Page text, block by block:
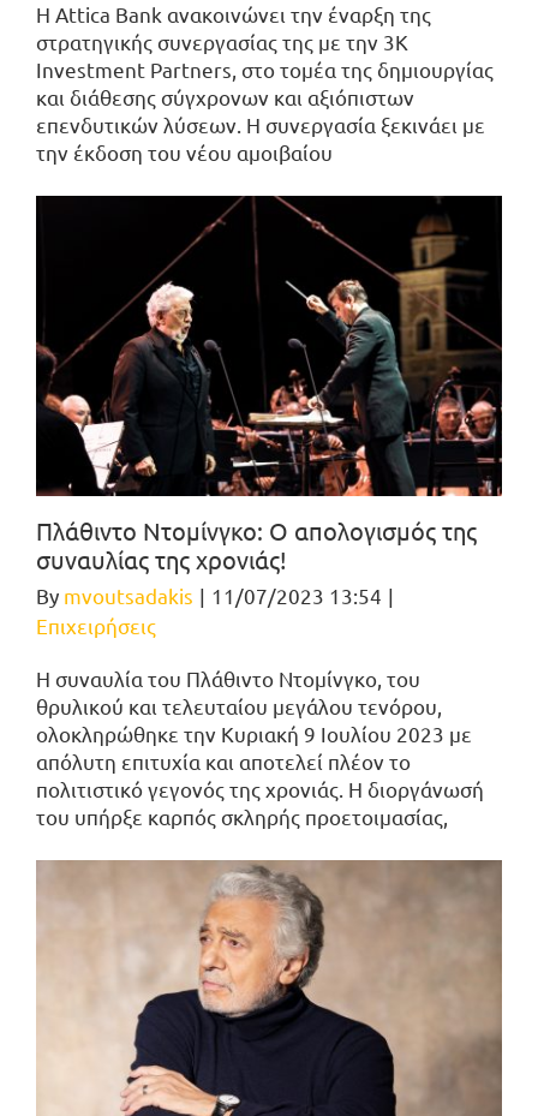
Η Attica Bank ανακοινώνει την έναρξη της
στρατηγικής συνεργασίας της με την 3K
Investment Partners, στο τομέα της δημιουργίας
και διάθεσης σύγχρονων και αξιόπιστων
επενδυτικών λύσεων. Η συνεργασία ξεκινάει με
την έκδοση του νέου αμοιβαίου
Πλάθιντο Ντομίνγκο: Ο απολογισμός της
συναυλίας της χρονιάς!
By mvoutsadakis | 11/07/2023 13:54 |
Επιχειρήσεις
Η συναυλία του Πλάθιντο Ντομίνγκο, του
θρυλικού και τελευταίου μεγάλου τενόρου,
ολοκληρώθηκε την Κυριακή 9 Ιουλίου 2023 με
απόλυτη επιτυχία και αποτελεί πλέον το
πολιτιστικό γεγονός της χρονιάς. Η διοργάνωσή
του υπήρξε καρπός σκληρής προετοιμασίας,